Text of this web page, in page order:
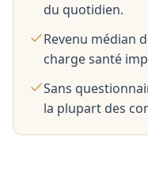
du quotidien.
Revenu médian
charge santé
Sans
la plupart des